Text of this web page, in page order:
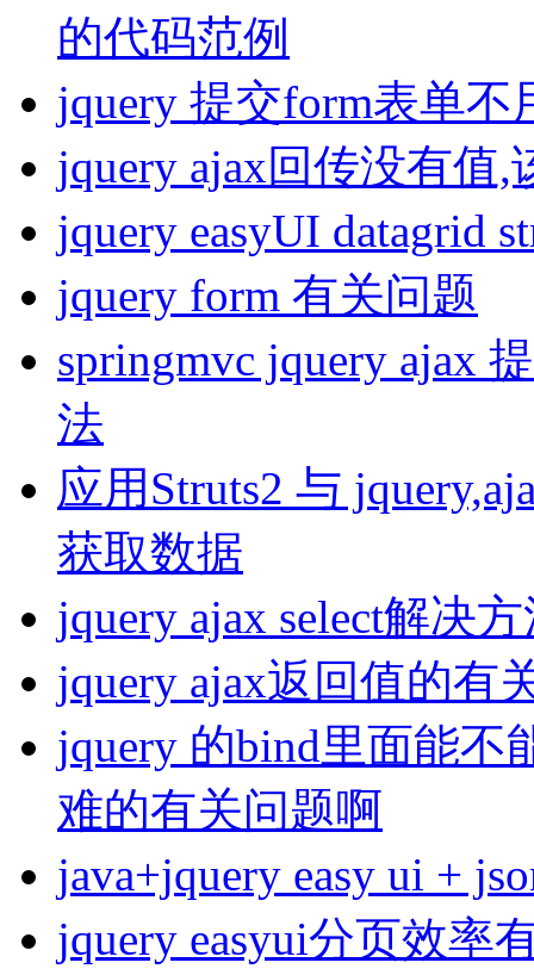
的代码范例
jquery 提交form表单
jquery ajax回传没有值,
jquery easyUI datagrid
jquery form 有关问题
springmvc jquery ajax
法
应用Struts2 与
获取数据
jquery ajax select解决
jquery ajax返回值的有
jquery 的bind里面能不
难的有关问题啊
java+jquery easy ui +
jquery easyui分页效率